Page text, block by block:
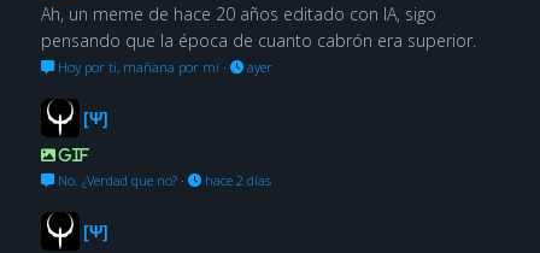
Ah, un meme de hace 20 años editado con IA, sigo
pensando que la época de cuanto cabrón era superior.
Hoy por ti, mañana por mí· ayer
[Ψ]
GIF
No. ¿Verdad que no?· hace 2 días
[Ψ]